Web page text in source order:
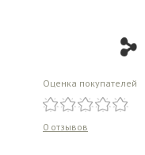
Оценка покупателей
0 отзывов